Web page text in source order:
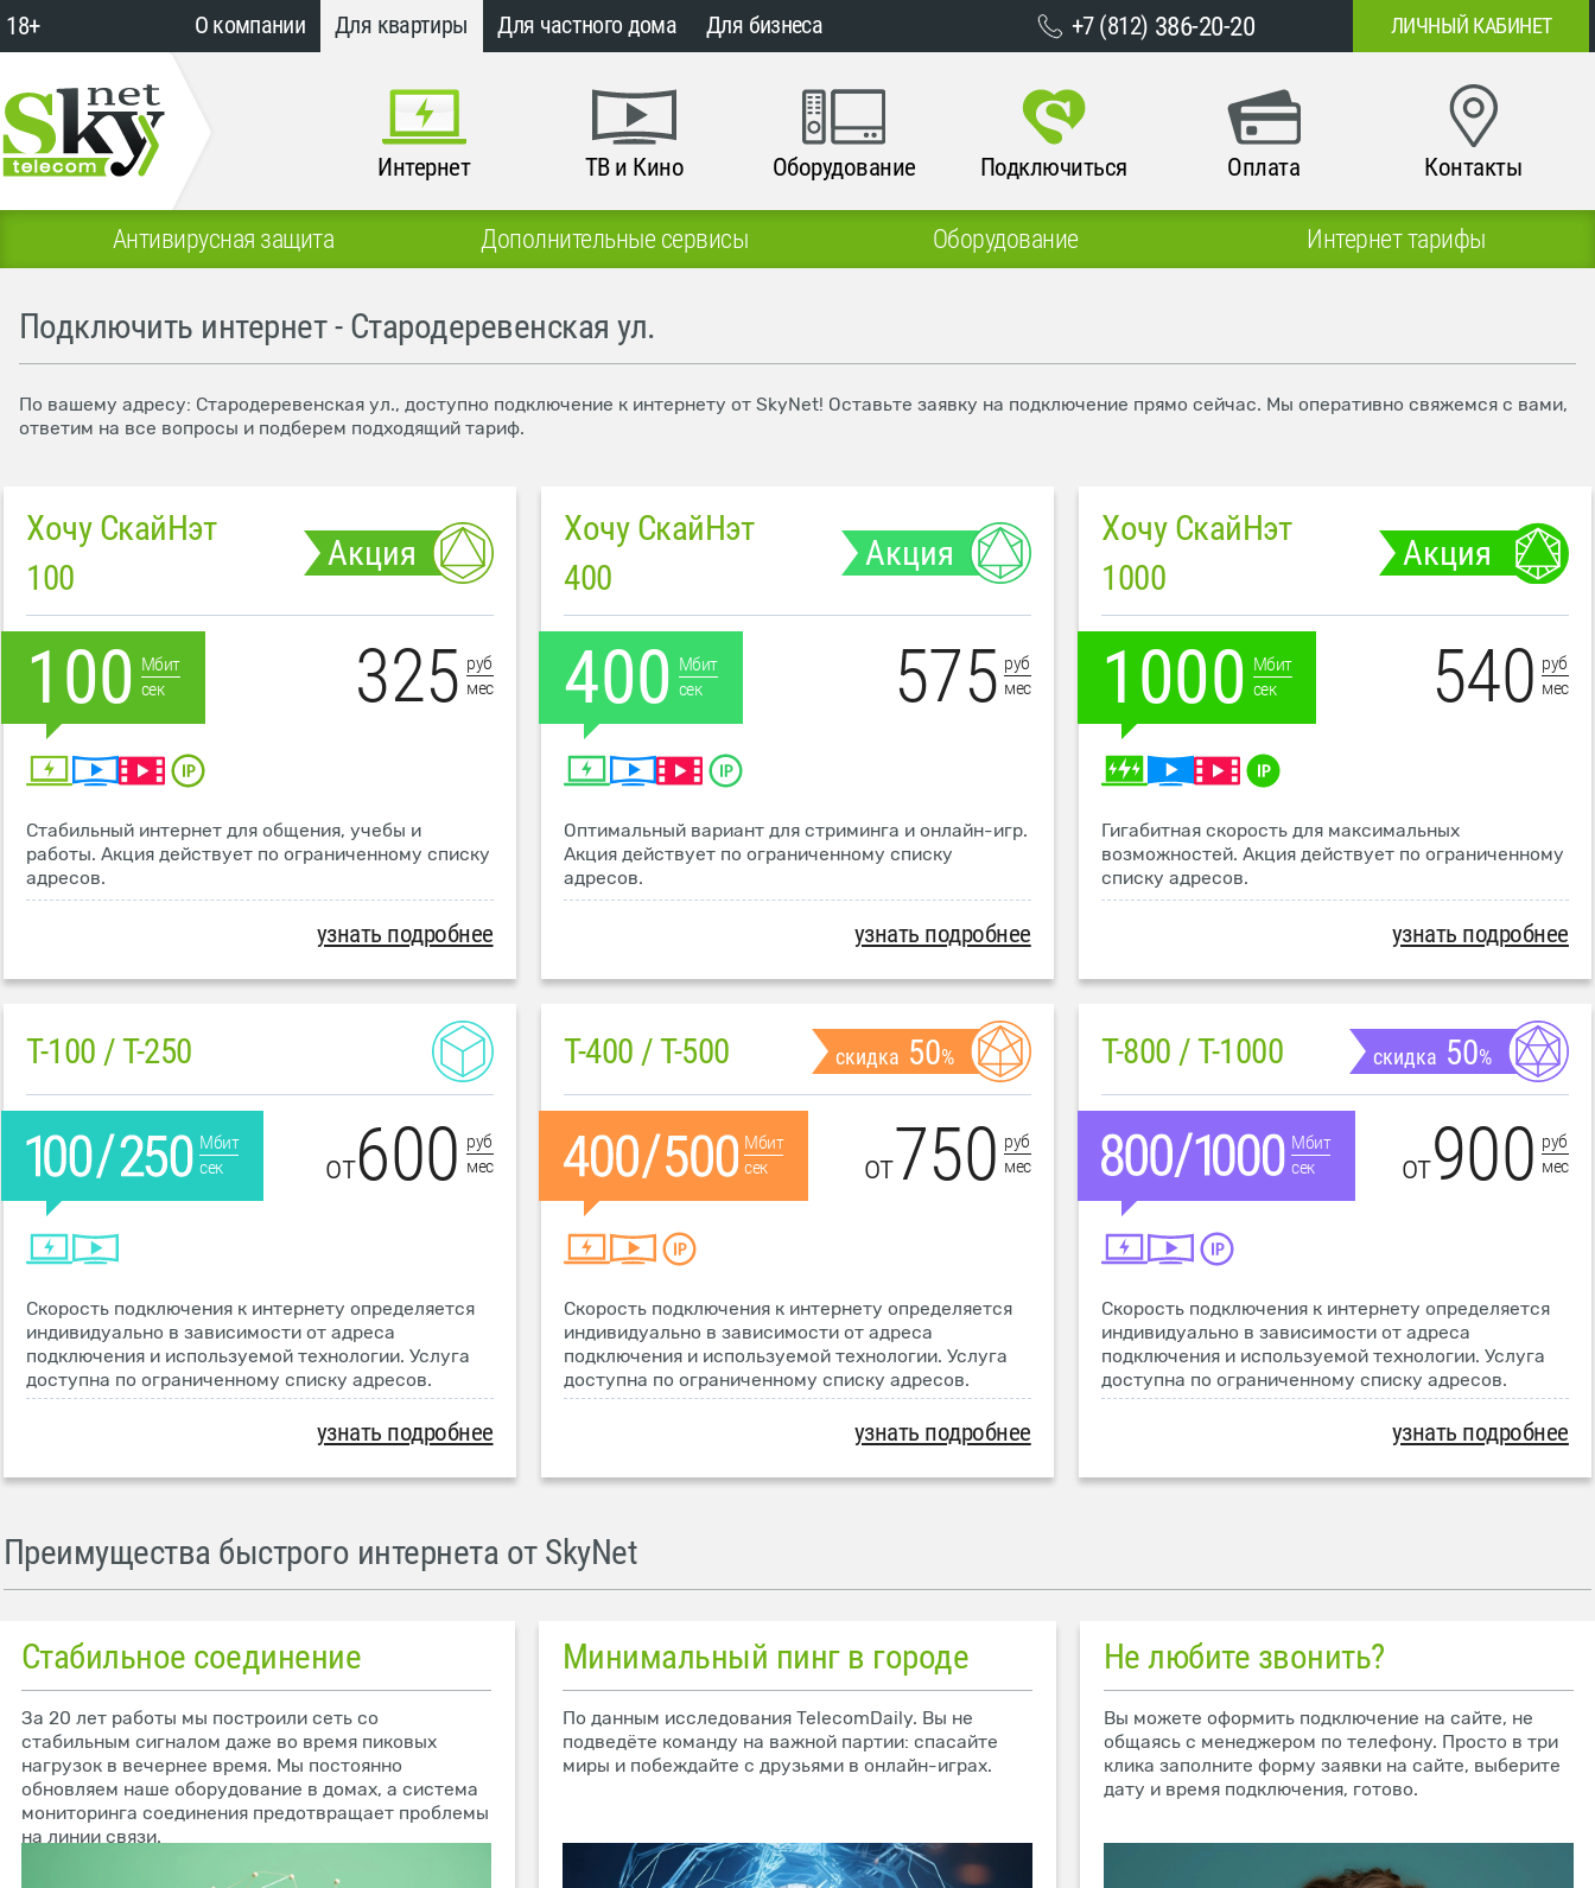
18+ О компании Для квартиры Для частного дома Для бизнеса +7 (812) 386-20-20 ЛИЧНЫЙ КАБИНЕТ
Интернет ТВ и Кино Оборудование Подключиться Оплата Контакты
Антивирусная защита Дополнительные сервисы Оборудование Интернет тарифы
Подключить интернет - Стародеревенская ул.
По вашему адресу: Стародеревенская ул., доступно подключение к интернету от SkyNet! Оставьте заявку на подключение прямо сейчас. Мы оперативно свяжемся с вами,
ответим на все вопросы и подберем подходящий тариф.
Хочу СкайНэт
100
Акция
100 Мбит
сек
325 руб
мес
Стабильный интернет для общения, учебы и
работы. Акция действует по ограниченному списку
адресов.
узнать подробнее
Хочу СкайНэт
400
Акция
400 Мбит
сек
575 руб
мес
Оптимальный вариант для стриминга и онлайн-игр.
Акция действует по ограниченному списку
адресов.
узнать подробнее
Хочу СкайНэт
1000
Акция
1000 Мбит
сек
540 руб
мес
Гигабитная скорость для максимальных
возможностей. Акция действует по ограниченному
списку адресов.
узнать подробнее
T-100 / T-250
Мбит
сек
от600 руб
мес
Скорость подключения к интернету определяется
индивидуально в зависимости от адреса
подключения и используемой технологии. Услуга
доступна по ограниченному списку адресов.
узнать подробнее
T-400 / T-500 скидка 50%
Мбит
сек
от750 руб
мес
Скорость подключения к интернету определяется
индивидуально в зависимости от адреса
подключения и используемой технологии. Услуга
доступна по ограниченному списку адресов.
узнать подробнее
T-800 / T-1000 скидка 50%
Мбит
сек
от900 руб
мес
Скорость подключения к интернету определяется
индивидуально в зависимости от адреса
подключения и используемой технологии. Услуга
доступна по ограниченному списку адресов.
узнать подробнее
Преимущества быстрого интернета от SkyNet
Стабильное соединение
За 20 лет работы мы построили сеть со
стабильным сигналом даже во время пиковых
нагрузок в вечернее время. Мы постоянно
обновляем наше оборудование в домах, а система
мониторинга соединения предотвращает проблемы
на линии связи.
Минимальный пинг в городе
По данным исследования TelecomDaily. Вы не
подведёте команду на важной партии: спасайте
миры и побеждайте с друзьями в онлайн-играх.
Не любите звонить?
Вы можете оформить подключение на сайте, не
общаясь с менеджером по телефону. Просто в три
клика заполните форму заявки на сайте, выберите
дату и время подключения, готово.